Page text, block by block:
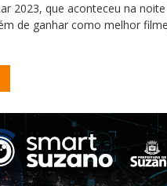
2023, que aconteceu na
de ganhar como melhor